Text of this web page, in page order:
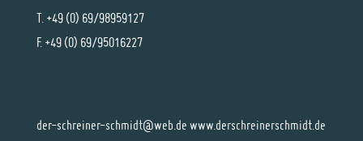
T. +49 (0) 69/98959127
F. +49 (0) 69/95016227
der-schreiner-schmidt@web.de www.derschreinerschmidt.de